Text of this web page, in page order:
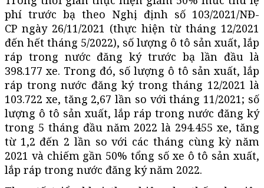
phí trước bạ theo Nghị định số 103/2021/NĐ-
CP ngày 26/11/2021 (thực hiện từ tháng 12/2021
đến hết tháng 5/2022), số lượng ô tô sản xuất, lắp
ráp trong nước đăng ký trước bạ lần đầu là
398.177 xe. Trong đó, số lượng ô tô sản xuất, lắp
ráp trong nước đăng ký trong tháng 12/2021 là
103.722 xe, tăng 2,67 lần so với tháng 11/2021; số
lượng ô tô sản xuất, lắp ráp trong nước đăng ký
trong 5 tháng đầu năm 2022 là 294.455 xe, tăng
từ 1,2 đến 2 lần so với các tháng cùng kỳ năm
2021 và chiếm gần 50% tổng số xe ô tô sản xuất,
lắp ráp trong nước đăng ký năm 2022.